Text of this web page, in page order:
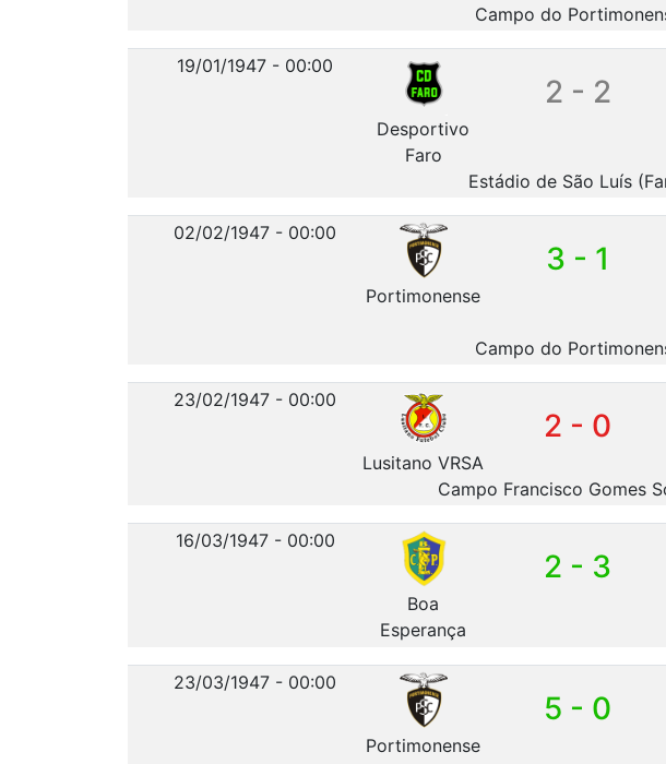
Campo do
19/01/1947 - 00:00
Desportivo
Faro
2 - 2
Estádio de São Luís
02/02/1947 - 00:00
Portimonense
3 - 1
Campo do
23/02/1947 - 00:00
Lusitano VRSA
2 - 0
Campo Francisco Gomes
16/03/1947 - 00:00
Boa
Esperança
2 - 3
23/03/1947 - 00:00
Portimonense
5 - 0